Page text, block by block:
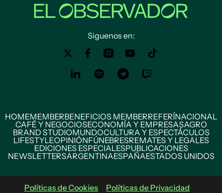
Siguenos en:
HOMEMEMBERBENEFICIOS MEMBERREFERÍNACIONAL
CAFÉ Y NEGOCIOSECONOMÍA Y EMPRESASAGRO
BRAND STUDIOMUNDOCULTURA Y ESPECTÁCULOS
LIFESTYLEOPINIÓNFÚNEBRESREMATES Y LEGALES
EDICIONES ESPECIALESPUBLICACIONES
NEWSLETTERSARGENTINAESPAÑAESTADOS UNIDOS
Políticas de Cookies Políticas de Privacidad